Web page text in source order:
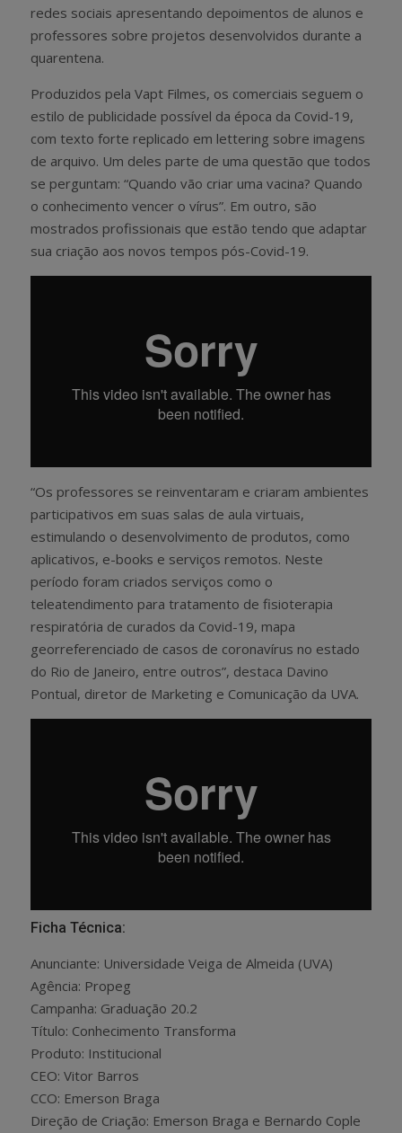
redes sociais apresentando depoimentos de alunos e
professores sobre projetos desenvolvidos durante a
quarentena.
Produzidos pela Vapt Filmes, os comerciais seguem o
estilo de publicidade possível da época da Covid-19,
com texto forte replicado em lettering sobre imagens
de arquivo. Um deles parte de uma questão que todos
se perguntam: “Quando vão criar uma vacina? Quando
o conhecimento vencer o vírus”. Em outro, são
mostrados profissionais que estão tendo que adaptar
sua criação aos novos tempos pós-Covid-19.
“Os professores se reinventaram e criaram ambientes
participativos em suas salas de aula virtuais,
estimulando o desenvolvimento de produtos, como
aplicativos, e-books e serviços remotos. Neste
período foram criados serviços como o
teleatendimento para tratamento de fisioterapia
respiratória de curados da Covid-19, mapa
georreferenciado de casos de coronavírus no estado
do Rio de Janeiro, entre outros”, destaca Davino
Pontual, diretor de Marketing e Comunicação da UVA.
Ficha Técnica:
Anunciante: Universidade Veiga de Almeida (UVA)
Agência: Propeg
Campanha: Graduação 20.2
Título: Conhecimento Transforma
Produto: Institucional
CEO: Vitor Barros
CCO: Emerson Braga
Direção de Criação: Emerson Braga e Bernardo Cople